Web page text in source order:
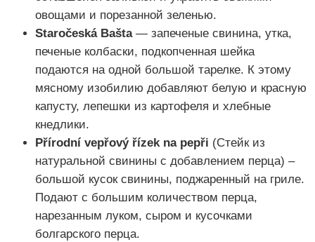
овощами и порезанной зеленью.
Staročeská Bašta— запеченые свинина, утка,
печеные колбаски, подкопченная шейка
подаются на одной большой тарелке. К этому
мясному изобилию добавляют белую и красную
капусту, лепешки из картофеля и хлебные
кнедлики.
Přírodní vepřový řízek na pepři (Стейк из
натуральной свинины с добавлением перца) –
большой кусок свинины, поджаренный на гриле.
Подают с большим количеством перца,
нарезанным луком, сыром и кусочками
болгарского перца.